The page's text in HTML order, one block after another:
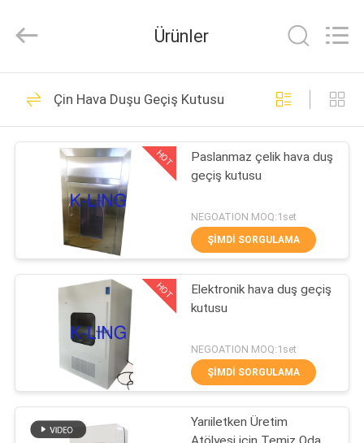
EVDE
ÜRÜN
HAKKIMIZDA
FABRIKA
KALITE
KONTROLÜ
BIZIMLE
Technology
Company.
Reserved.
Hava Duş Tüneli
194
Temiz Oda Hava
Duşu
200
66
Ürünler
Çin Hava Duşu Geçiş Kutusu
HOT
Paslanmaz çelik hava duş
geçiş kutusu
NEGOATION MOQ:1set
ŞIMDI SORGULAMA
HOT
Elektronik hava duş geçiş
kutusu
NEGOATION MOQ:1set
ŞIMDI SORGULAMA
Yarıiletken Üretim